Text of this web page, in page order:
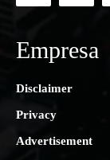
Empresa
Disclaimer
Privacy
Advertisement